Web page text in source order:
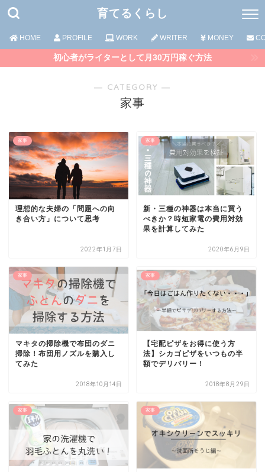
育てるくらし
HOME PROFILE WORK WRITER MONEY
初心者がライターとして月30万円稼ぐ方法
― CATEGORY ―
家事
家事
理想的な夫婦の「問題への向
き合い方」について思考
2022年1月7日
家事
新・三種の神器は本当に買う
べきか？時短家電の費用対効
果を計算してみた
2020年6月9日
家事
マキタの掃除機で布団のダニ
掃除！布団用ノズルを購入し
てみた
2018年10月14日
家事
【宅配ピザをお得に使う方
法】シカゴピザをいつもの半
額でデリバリー！
2018年8月29日
家事 家事